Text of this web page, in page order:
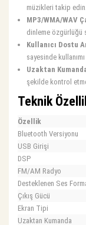
müzikleri takip edin.
MP3/WMA/WAV
dinleme özgürlüğü
Kullanıcı Dostu
sayesinde
Uzaktan
şekilde kontrol
Teknik
Özellik
Bluetooth Versiyonu
USB Girişi
DSP
FM/AM Radyo
Desteklenen Ses
Çıkış Gücü
Ekran Tipi
Uzaktan Kumanda